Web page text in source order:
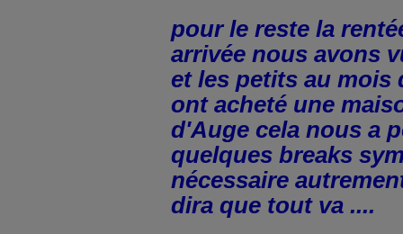
pour le reste la
arrivée nous avons
et les petits au mois
ont acheté une
d'Auge cela nous a
quelques breaks
nécessaire
dira que tout va ....